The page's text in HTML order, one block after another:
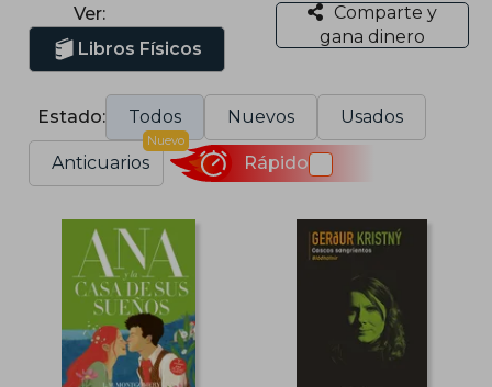
Ver:
Libros Físicos
Comparte y
gana dinero
Estado: Todos Nuevos Usados
Anticuarios
Nuevo
Rápido